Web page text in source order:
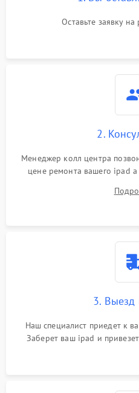
Оставьте заявку
2.
Менеджер колл центра
цене ремонта вашего ipad
3. Выезд
Наш специалист приедет к
Заберет ваш ipad и